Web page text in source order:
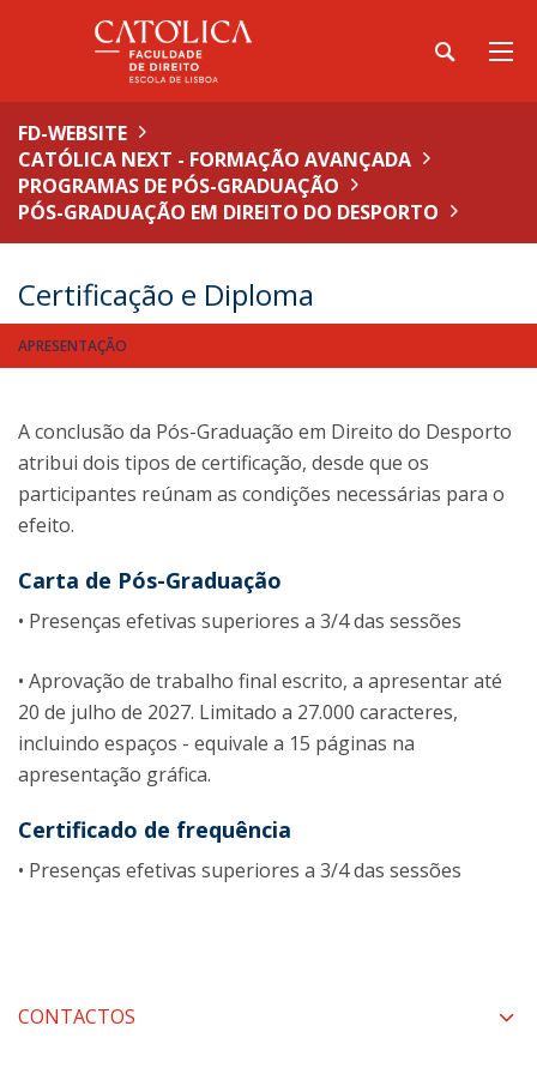
FD-WEBSITE
CATÓLICA NEXT - FORMAÇÃO AVANÇADA
PROGRAMAS DE PÓS-GRADUAÇÃO
PÓS-GRADUAÇÃO EM DIREITO DO DESPORTO
Certificação e Diploma
APRESENTAÇÃO
A conclusão da Pós-Graduação em Direito do Desporto
atribui dois tipos de certificação, desde que os
participantes reúnam as condições necessárias para o
efeito.
Carta de Pós-Graduação
• Presenças efetivas superiores a 3/4 das sessões
• Aprovação de trabalho final escrito, a apresentar até
20 de julho de 2027. Limitado a 27.000 caracteres,
incluindo espaços - equivale a 15 páginas na
apresentação gráfica.
Certificado de frequência
• Presenças efetivas superiores a 3/4 das sessões
CONTACTOS